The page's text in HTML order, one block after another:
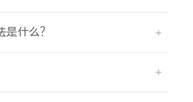
什么？